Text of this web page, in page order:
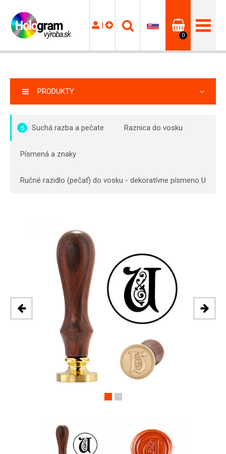
|
0
PRODUKTY
5 Suchá razba a pečate Raznica do vosku
Písmená a znaky
Ručné razidlo (pečať) do vosku - dekoratívne písmeno U